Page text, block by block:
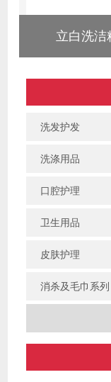
立白洗洁
洗发护发
洗涤用品
口腔护理
卫生用品
皮肤护理
消杀及毛巾系列